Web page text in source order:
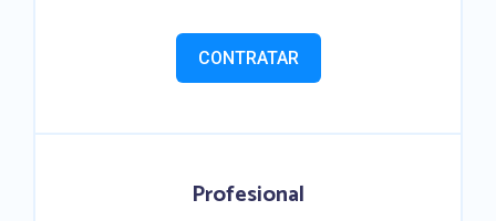
CONTRATAR
Profesional